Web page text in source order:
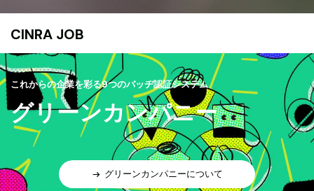
CINRA JOB
これからの企業を彩る9つのバッヂ認証システム
グリーンカンパニー
グリーンカンパニーについて